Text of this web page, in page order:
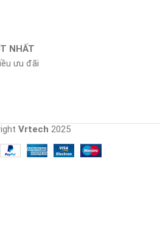
NHẤT
ưu đãi
Vrtech 2025